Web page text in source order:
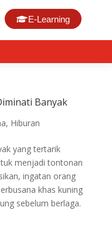
E-Learning
Banyak
, Hiburan
yang tertarik
menjadi tontonan
ingatan orang
khas kuning
sebelum berlaga.